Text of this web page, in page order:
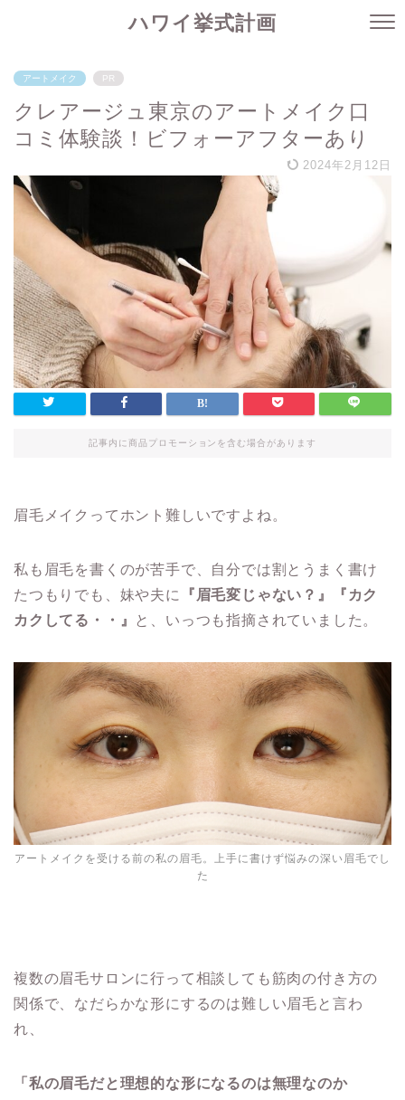
ハワイ挙式計画
アートメイク PR
クレアージュ東京のアートメイク口
コミ体験談！ビフォーアフターあり
2024年2月12日
記事内に商品プロモーションを含む場合があります
眉毛メイクってホント難しいですよね。
私も眉毛を書くのが苦手で、自分では割とうまく書け
たつもりでも、妹や夫に
『眉毛変じゃない？』『カク
カクしてる・・』
と、いっつも指摘されていました。
アートメイクを受ける前の私の眉毛。上手に書けず悩みの深い眉毛でし
た
複数の眉毛サロンに行って相談しても筋肉の付き方の
関係で、なだらかな形にするのは難しい眉毛と言わ
れ、
「私の眉毛だと理想的な形になるのは無理なのか